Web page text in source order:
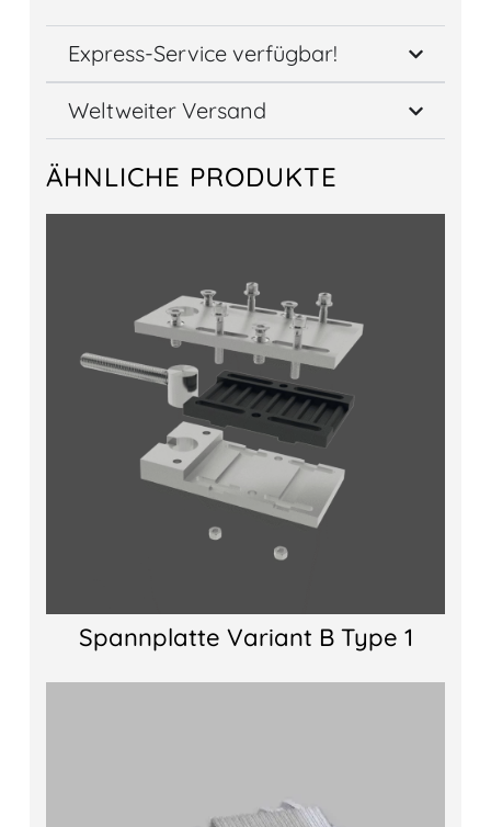
Express-Service verfügbar!
Weltweiter Versand
ÄHNLICHE PRODUKTE
Spannplatte Variant B Type 1